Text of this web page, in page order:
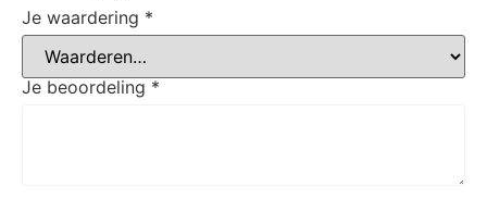
Je waardering *
Je beoordeling *